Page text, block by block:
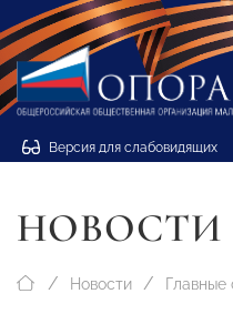
Версия для слабовидящих
НОВОСТИ
Новости Главные